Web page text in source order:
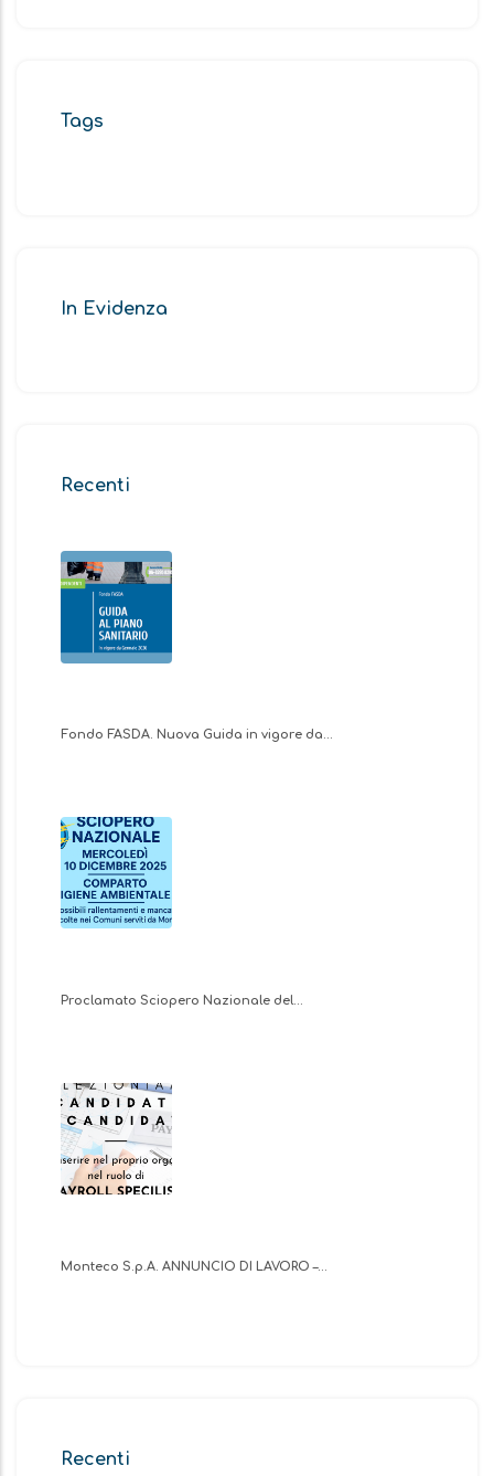
Tags
In Evidenza
Recenti
Fondo FASDA. Nuova Guida in vigore da…
Proclamato Sciopero Nazionale del…
Monteco S.p.A. ANNUNCIO DI LAVORO –…
Recenti